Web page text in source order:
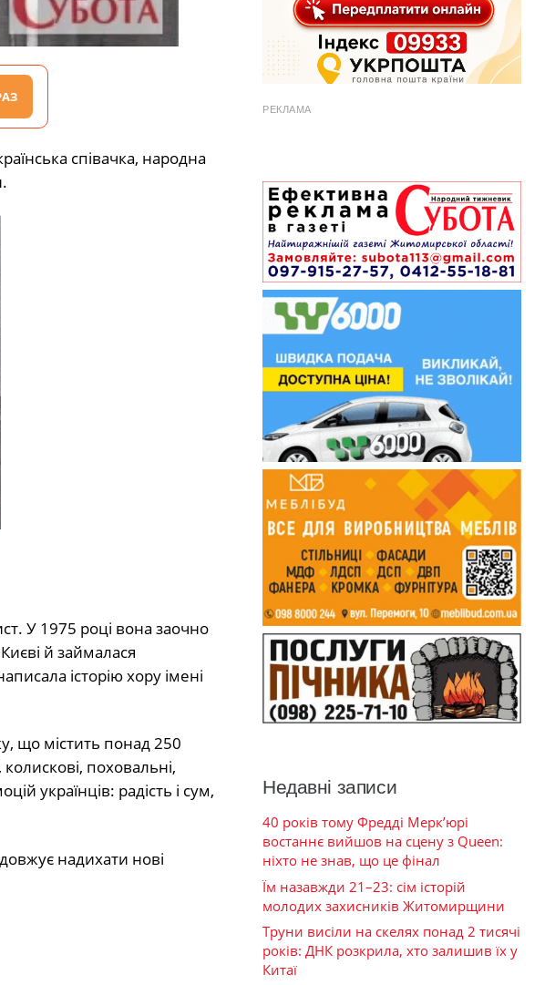
співачка, народна
У 1975 році вона заочно
й займалася
історію хору імені
що містить понад 250
поховальні,
українців: радість і сум,
надихати нові
РЕКЛАМА
Недавні записи
40 років тому Фредді Мерк’юрі
востаннє вийшов на сцену з Queen:
ніхто не знав, що це фінал
Їм назавжди 21–23: сім історій
молодих захисників Житомирщини
Труни висіли на скелях понад 2 тисячі
років: ДНК розкрила, хто залишив їх у
Китаї